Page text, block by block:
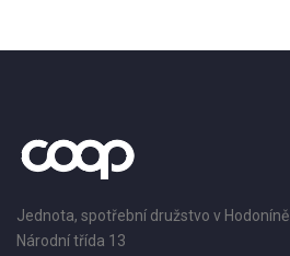
Jednota, spotřební družstvo v Hodoníně
Národní třída 13